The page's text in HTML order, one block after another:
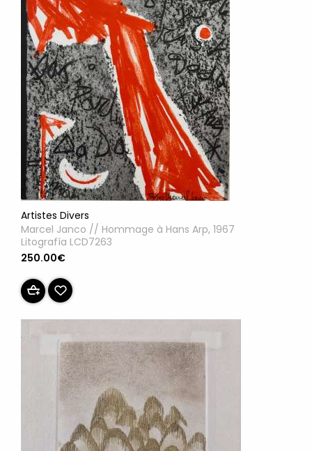
Artistes Divers
Marcel Janco // Hommage à Hans Arp, 1967
Litografía LCD7263
250.00€